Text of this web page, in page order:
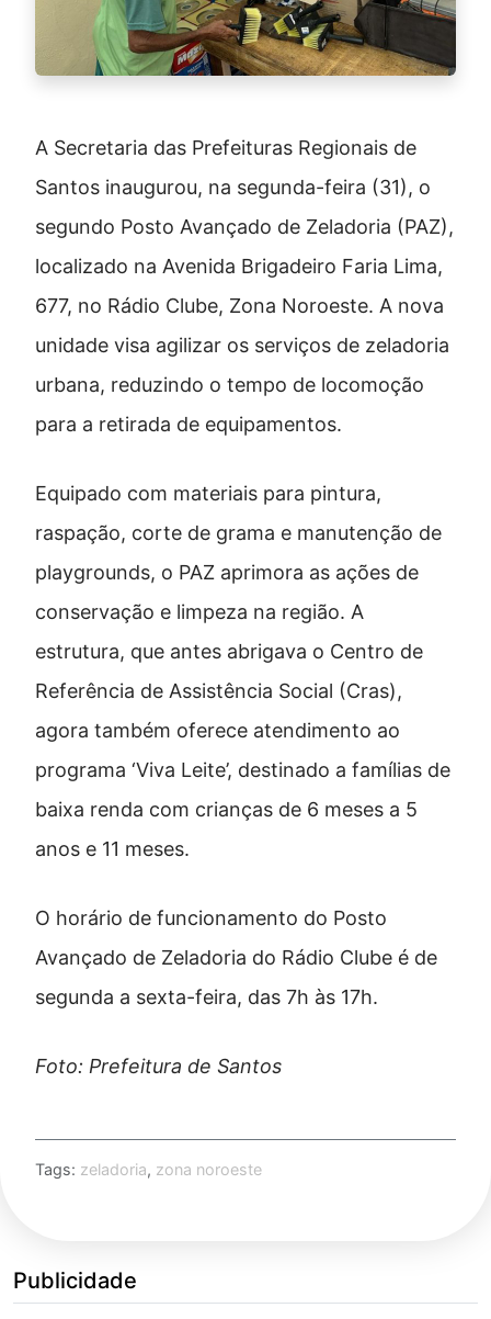
A Secretaria das Prefeituras Regionais de
Santos inaugurou, na segunda-feira (31), o
segundo Posto Avançado de Zeladoria (PAZ),
localizado na Avenida Brigadeiro Faria Lima,
677, no Rádio Clube, Zona Noroeste. A nova
unidade visa agilizar os serviços de zeladoria
urbana, reduzindo o tempo de locomoção
para a retirada de equipamentos.
Equipado com materiais para pintura,
raspação, corte de grama e manutenção de
playgrounds, o PAZ aprimora as ações de
conservação e limpeza na região. A
estrutura, que antes abrigava o Centro de
Referência de Assistência Social (Cras),
agora também oferece atendimento ao
programa ‘Viva Leite’, destinado a famílias de
baixa renda com crianças de 6 meses a 5
anos e 11 meses.
O horário de funcionamento do Posto
Avançado de Zeladoria do Rádio Clube é de
segunda a sexta-feira, das 7h às 17h.
Foto: Prefeitura de Santos
Tags: zeladoria, zona noroeste
Publicidade